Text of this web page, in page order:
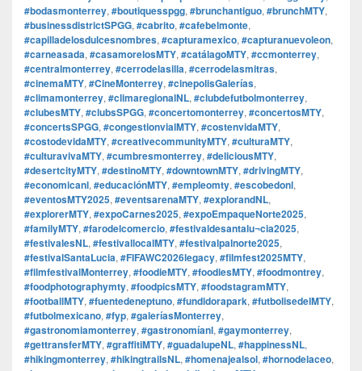
#bodasmonterrey, #boutiquesspgg, #brunchantiguo, #brunchMTY,
#businessdistrictSPGG, #cabrito, #cafebelmonte,
#capilladelosdulcesnombres, #capturamexico, #capturanuevoleon,
#carneasada, #casamorelosMTY, #catálagoMTY, #ccmonterrey,
#centralmonterrey, #cerrodelasilla, #cerrodelasmitras,
#cinemaMTY, #CineMonterrey, #cinepolisGalerías,
#climamonterrey, #climaregionalNL, #clubdefutbolmonterrey,
#clubesMTY, #clubsSPGG, #concertomonterrey, #concertosMTY,
#concertsSPGG, #congestionvialMTY, #costenvidaMTY,
#costodevidaMTY, #creativecommunityMTY, #culturaMTY,
#culturavivaMTY, #cumbresmonterrey, #deliciousMTY,
#desertcityMTY, #destinoMTY, #downtownMTY, #drivingMTY,
#economicanl, #educaciónMTY, #empleomty, #escobedonl,
#eventosMTY2025, #eventsarenaMTY, #explorandNL,
#explorerMTY, #expoCarnes2025, #expoEmpaqueNorte2025,
#familyMTY, #farodelcomercio, #festivaldesantalu¬cia2025,
#festivalesNL, #festivallocalMTY, #festivalpalnorte2025,
#festivalSantaLucia, #FIFAWC2026legacy, #filmfest2025MTY,
#filmfestivalMonterrey, #foodieMTY, #foodiesMTY, #foodmontrey,
#foodphotographymty, #foodpicsMTY, #foodstagramMTY,
#footballMTY, #fuentedeneptuno, #fundidorapark, #futbolisedelMTY,
#futbolmexicano, #fyp, #galeríasMonterrey,
#gastronomiamonterrey, #gastronomíanl, #gaymonterrey,
#gettransferMTY, #graffitiMTY, #guadalupeNL, #happinessNL,
#hikingmonterrey, #hikingtrailsNL, #homenajealsol, #hornodelaceo,